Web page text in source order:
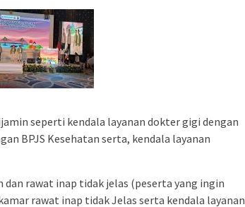
seperti kendala layanan dokter gigi dengan
BPJS Kesehatan serta, kendala layanan
dan rawat inap tidak jelas (peserta yang ingin
rawat inap tidak Jelas serta kendala layanan